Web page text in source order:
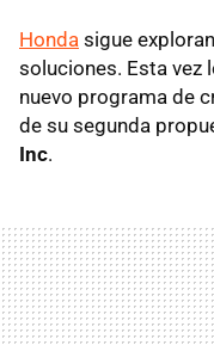
Honda sigue
soluciones. Esta vez
nuevo programa de
de su segunda
Inc.